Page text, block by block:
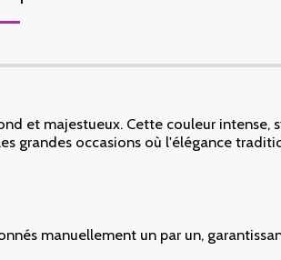
et majestueux. Cette couleur intense,
grandes occasions où l'élégance
manuellement un par un,